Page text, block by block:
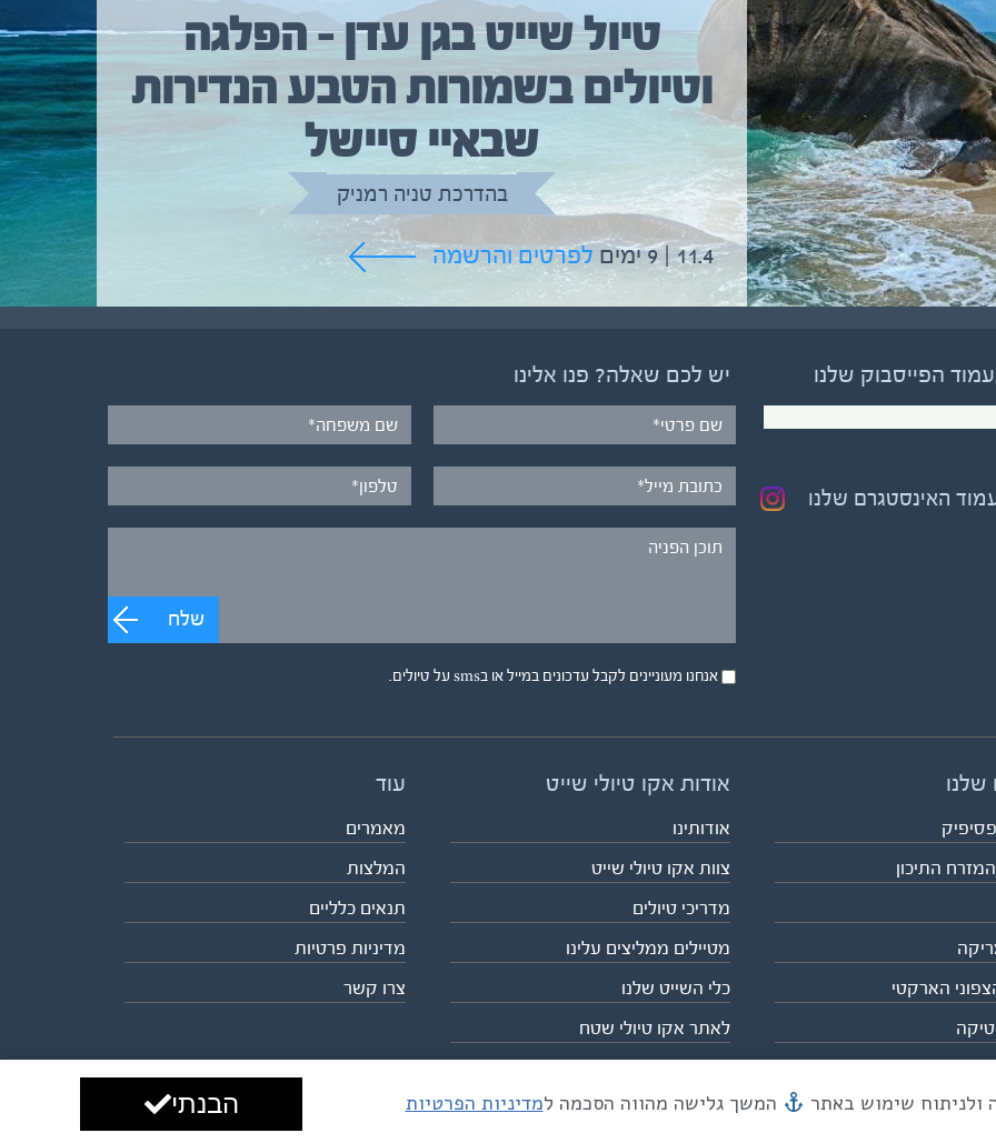
טיול שייט בגן עדן – הפלגה
וטיולים בשמורות הטבע הנדירות
שבאיי סיישל
בהדרכת טניה רמניק
11.4 | 9 ימים לפרטים והרשמה
טיול שייט מקיף איסלנד
בהדרכת גיל יניב
5.6 | 12 ימים לפרטים והרשמה
הפייסבוק שלנו
האינסטגרם שלנו
יש לכם שאלה? פנו אלינו
שלח
אנחנו מעוניינים לקבל עדכונים במייל או בsms על טיולים.
שלנו
התיכון
הארקטי
אודות אקו טיולי שייט
אודותינו
צוות אקו טיולי שייט
מדריכי טיולים
מטיילים ממליצים עלינו
כלי השייט שלנו
לאתר אקו טיולי שטח
עוד
מאמרים
המלצות
תנאים כלליים
מדיניות פרטיות
צרו קשר
מייל mail@eco.co.il | כתובתנו המסגר 55, תל אביב עיצוב ופיתוח: ביבר גלובל
המשך גלישה מהווה הסכמה למדיניות הפרטיות הבנתי